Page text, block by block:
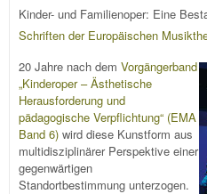
Kinder- und Familienoper: Eine
Schriften der Europäischen
20 Jahre nach dem Vorgängerband
„Kinderoper – Ästhetische
Herausforderung und
pädagogische Verpflichtung“ (EMA
Band 6) wird diese Kunstform aus
multidisziplinärer Perspektive einer
gegenwärtigen
Standortbestimmung unterzogen.